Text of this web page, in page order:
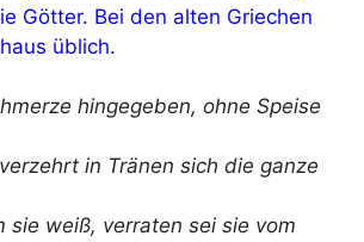
Götter. Bei den alten Griechen
üblich.
hingegeben, ohne Speise
in Tränen sich die ganze
sie weiß, verraten sei sie vom